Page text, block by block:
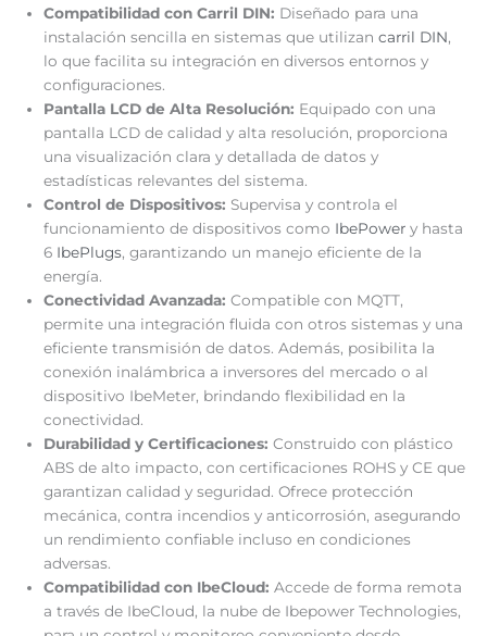
Compatibilidad con Carril DIN: Diseñado para una
instalación sencilla en sistemas que utilizan carril DIN,
lo que facilita su integración en diversos entornos y
configuraciones.
Pantalla LCD de Alta Resolución: Equipado con una
pantalla LCD de calidad y alta resolución, proporciona
una visualización clara y detallada de datos y
estadísticas relevantes del sistema.
Control de Dispositivos: Supervisa y controla el
funcionamiento de dispositivos como IbePower y hasta
6 IbePlugs, garantizando un manejo eficiente de la
energía.
Conectividad Avanzada: Compatible con MQTT,
permite una integración fluida con otros sistemas y una
eficiente transmisión de datos. Además, posibilita la
conexión inalámbrica a inversores del mercado o al
dispositivo IbeMeter, brindando flexibilidad en la
conectividad.
Durabilidad y Certificaciones: Construido con plástico
ABS de alto impacto, con certificaciones ROHS y CE que
garantizan calidad y seguridad. Ofrece protección
mecánica, contra incendios y anticorrosión, asegurando
un rendimiento confiable incluso en condiciones
adversas.
Compatibilidad con IbeCloud: Accede de forma remota
a través de IbeCloud, la nube de Ibepower Technologies,